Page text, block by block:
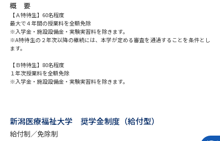
データサイエンス特集
デジタルパンフレット
新学年スタート号特集ページ
（高3生用）
（高2生用）
オープンキャンパスなどを調べる
概 要
【Ａ特待生】60名程度
最大で４年間の授業料を全額免除
※入学金・施設設備金・実験実習料を除きます。
※A特待生の２年次以降の継続には、本学が定める審査を通過することを条件とし
ます。
【Ｂ特待生】80名程度
１年次授業料を全額免除
※入学金・施設設備金・実験実習料を除きます。
新潟医療福祉大学 奨学金制度（給付型）
給付制／免除制